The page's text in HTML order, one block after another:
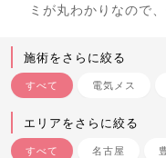
ミが丸わかりなので
施術をさらに絞る
すべて 電気メス
エリアをさらに絞る
すべて 名古屋